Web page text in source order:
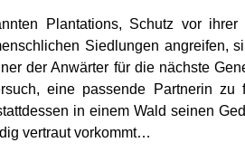
Plantations, Schutz vor ihrer
Siedlungen angreifen,
der Anwärter für die nächste
eine passende Partnerin zu
in einem Wald seinen
vertraut vorkommt…